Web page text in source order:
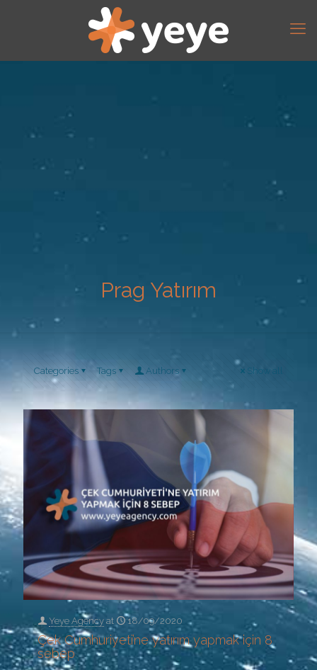
Prag Yatırım
Categories Tags Authors Show all
Yeye Agency at 18/09/2020
Çek Cumhuriyeti’ne yatırım yapmak için 8
sebep